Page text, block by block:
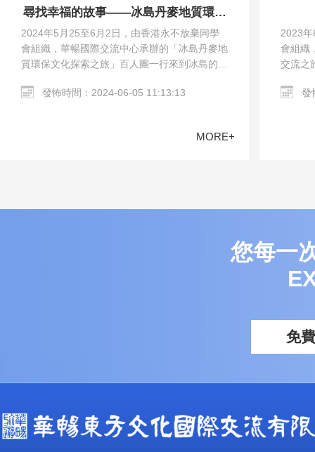
尋找幸福的故事——冰島丹麥地質環保
文化探索之旅
2024年5月25至6月2日，由香港永不放棄同學
會組織，華暢國際交流中心承辦的「冰島丹麥地
質環保文化探索之旅」百人團一行來到冰島的雷
哈根市區、Harpa…
發怖時間：2024-06-05 11:13:13
MORE+
2023
會組織
交流之
教堂發
您每一
免